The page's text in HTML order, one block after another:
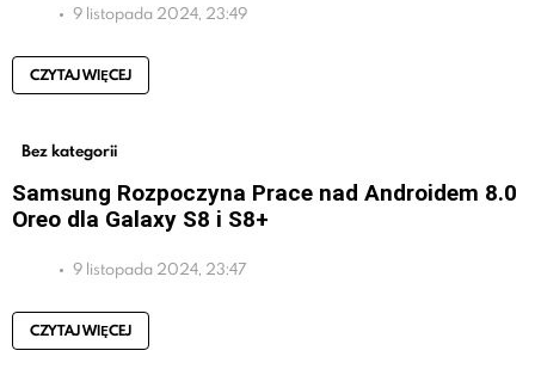
9 listopada 2024, 23:49
CZYTAJ WIĘCEJ
Bez kategorii
Samsung Rozpoczyna Prace nad Androidem 8.0
Oreo dla Galaxy S8 i S8+
9 listopada 2024, 23:47
CZYTAJ WIĘCEJ